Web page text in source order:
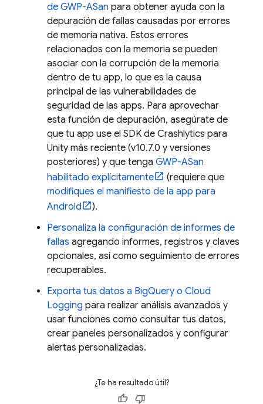
de GWP-ASan para obtener ayuda con la
depuración de fallas causadas por errores
de memoria nativa. Estos errores
relacionados con la memoria se pueden
asociar con la corrupción de la memoria
dentro de tu app, lo que es la causa
principal de las vulnerabilidades de
seguridad de las apps. Para aprovechar
esta función de depuración, asegúrate de
que tu app use el SDK de Crashlytics para
Unity más reciente (v10.7.0 y versiones
posteriores) y que tenga GWP-ASan
habilitado explícitamente
(requiere que
modifiques el manifiesto de la app para
Android
).
Personaliza la configuración de informes de
fallas agregando informes, registros y claves
opcionales, así como seguimiento de errores
recuperables.
Exporta tus datos a BigQuery o Cloud
Logging para realizar análisis avanzados y
usar funciones como consultar tus datos,
crear paneles personalizados y configurar
alertas personalizadas.
¿Te ha resultado útil?